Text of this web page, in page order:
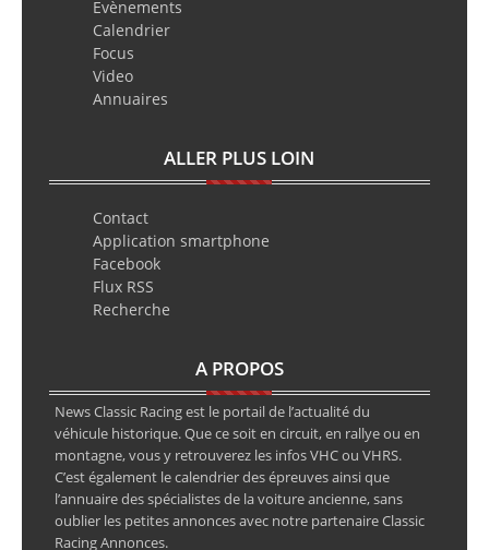
Evènements
Calendrier
Focus
Video
Annuaires
ALLER PLUS LOIN
Contact
Application smartphone
Facebook
Flux RSS
Recherche
A PROPOS
News Classic Racing est le portail de l’actualité du
véhicule historique. Que ce soit en circuit, en rallye ou en
montagne, vous y retrouverez les infos VHC ou VHRS.
C’est également le calendrier des épreuves ainsi que
l’annuaire des spécialistes de la voiture ancienne, sans
oublier les petites annonces avec notre partenaire Classic
Racing Annonces.